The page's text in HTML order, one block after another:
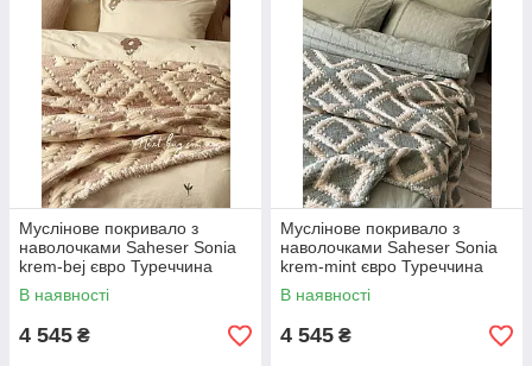
Муслінове покривало з
наволочками Saheser Sonia
krem-bej євро Туреччина
В наявності
4 545 ₴
Муслінове покривало з
наволочками Saheser Sonia
krem-mint євро Туреччина
В наявності
4 545 ₴